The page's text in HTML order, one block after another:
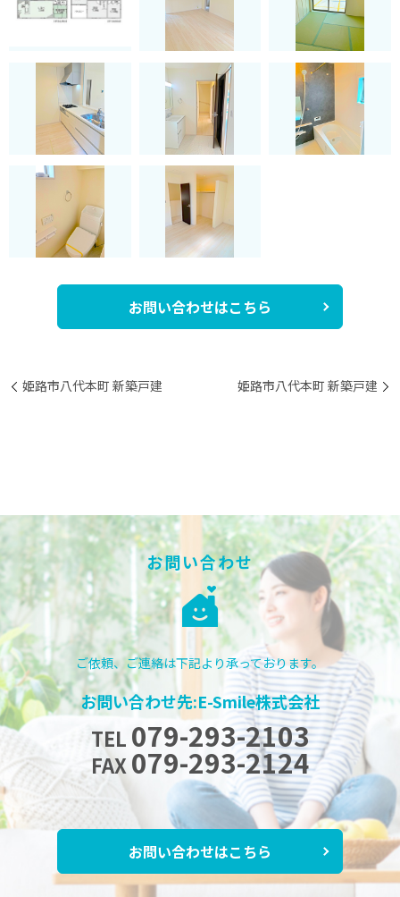
お問い合わせはこちら
姫路市八代本町 新築戸建 姫路市八代本町 新築戸建
お問い合わせ
ご依頼、ご連絡は下記より承っております。
お問い合わせ先:E-Smile株式会社
TEL 079-293-2103
FAX 079-293-2124
お問い合わせはこちら